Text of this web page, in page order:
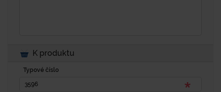
K produktu
Typové číslo